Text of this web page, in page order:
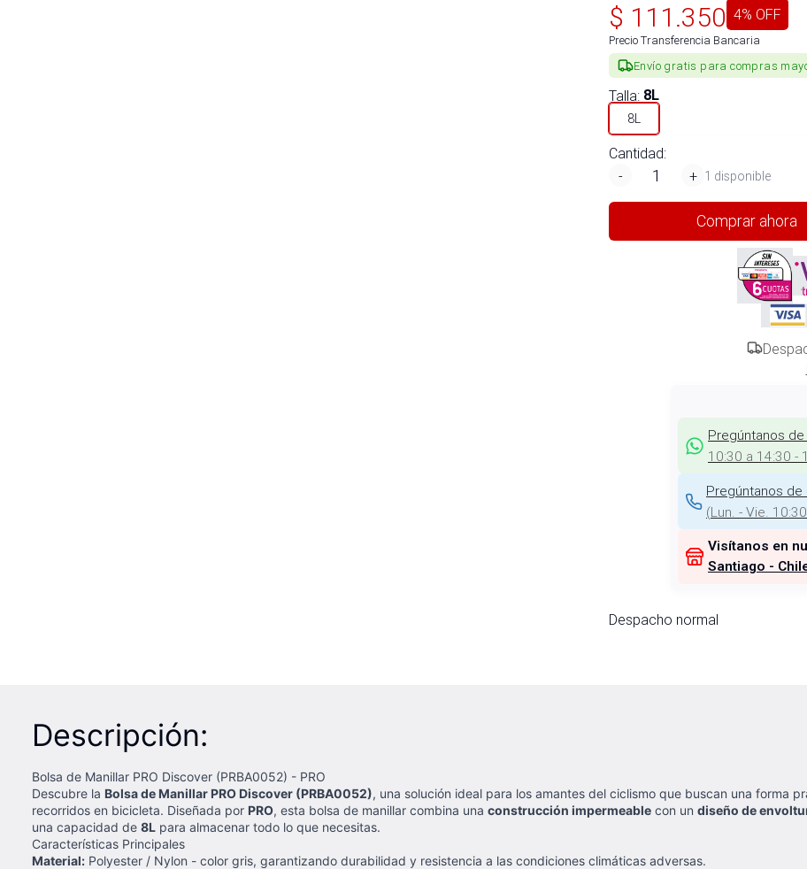
$ 111.350 4% OFF
Precio Transferencia Bancaria
Envío gratis para compras
Talla: 8L
8L
Cantidad:
-
+ 1 disponible
Comprar ahora
Pregúntanos
10:30 a 14:30 -
Pregúntanos
(Lun. - Vie.
Visítanos en
Santiago -
Despacho normal
Descripción:
Bolsa de Manillar PRO Discover (PRBA0052) - PRO
Descubre la Bolsa de Manillar PRO Discover (PRBA0052), una solución ideal para los amantes del ciclismo que buscan una forma
recorridos en bicicleta. Diseñada por PRO, esta bolsa de manillar combina una construcción impermeable con un diseño de
una capacidad de 8L para almacenar todo lo que necesitas.
Características Principales
Material: Polyester / Nylon - color gris, garantizando durabilidad y resistencia a las condiciones climáticas adversas.